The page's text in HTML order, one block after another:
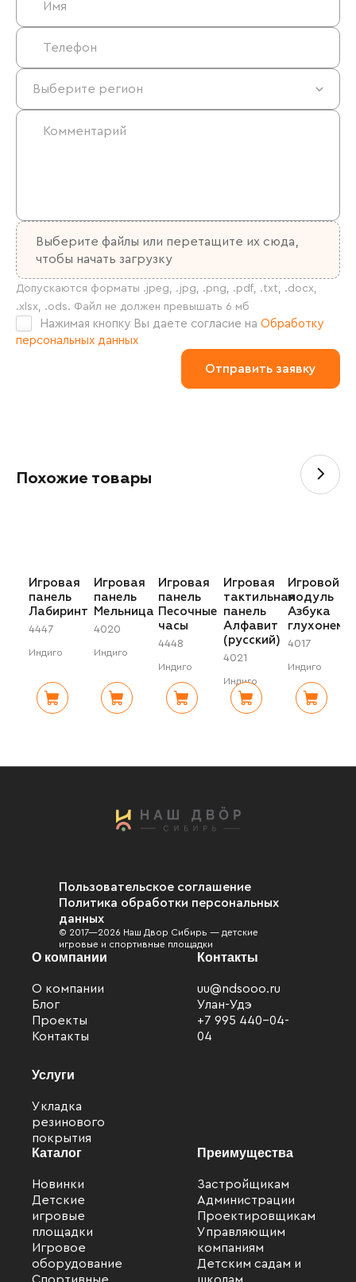
Выберите файлы или перетащите их сюда,
чтобы начать загрузку
Нажимая кнопку Вы даете согласие на Обработку
персональных данных
Похожие товары
Игровая
панель
Лабиринт
4447
Индиго
Игровая
панель
Мельница
4020
Индиго
Игровая
панель
Песочные
часы
4448
Индиго
Игровая
тактильная
панель
Алфавит
(русский)
4021
Индиго
Игровой
модуль
Азбука
4017
Индиго
Пользовательское соглашение
Политика обработки персональных
данных
© 2017—2026 Наш Двор Сибирь — детские
игровые и спортивные площадки
О компании
О компании
Блог
Проекты
Контакты
Услуги
Укладка
резинового
покрытия
Каталог
Новинки
Детские
игровые
площадки
Игровое
оборудование
Спортивные
Контакты
uu@ndsooo.ru
Улан-Удэ
+7 995 440-04-
04
Преимущества
Застройщикам
Администрации
Проектировщикам
Управляющим
компаниям
Детским садам и
школам
Файлы cookie
Мы используем файлы cookie для улучшения
взаимодействия с пользователями и обслуживания.
Продолжая просмотр страниц нашего сайта, вы